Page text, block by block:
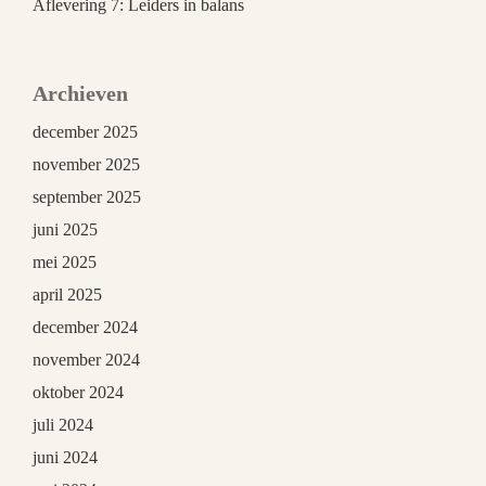
Aflevering 7: Leiders in balans
Archieven
december 2025
november 2025
september 2025
juni 2025
mei 2025
april 2025
december 2024
november 2024
oktober 2024
juli 2024
juni 2024